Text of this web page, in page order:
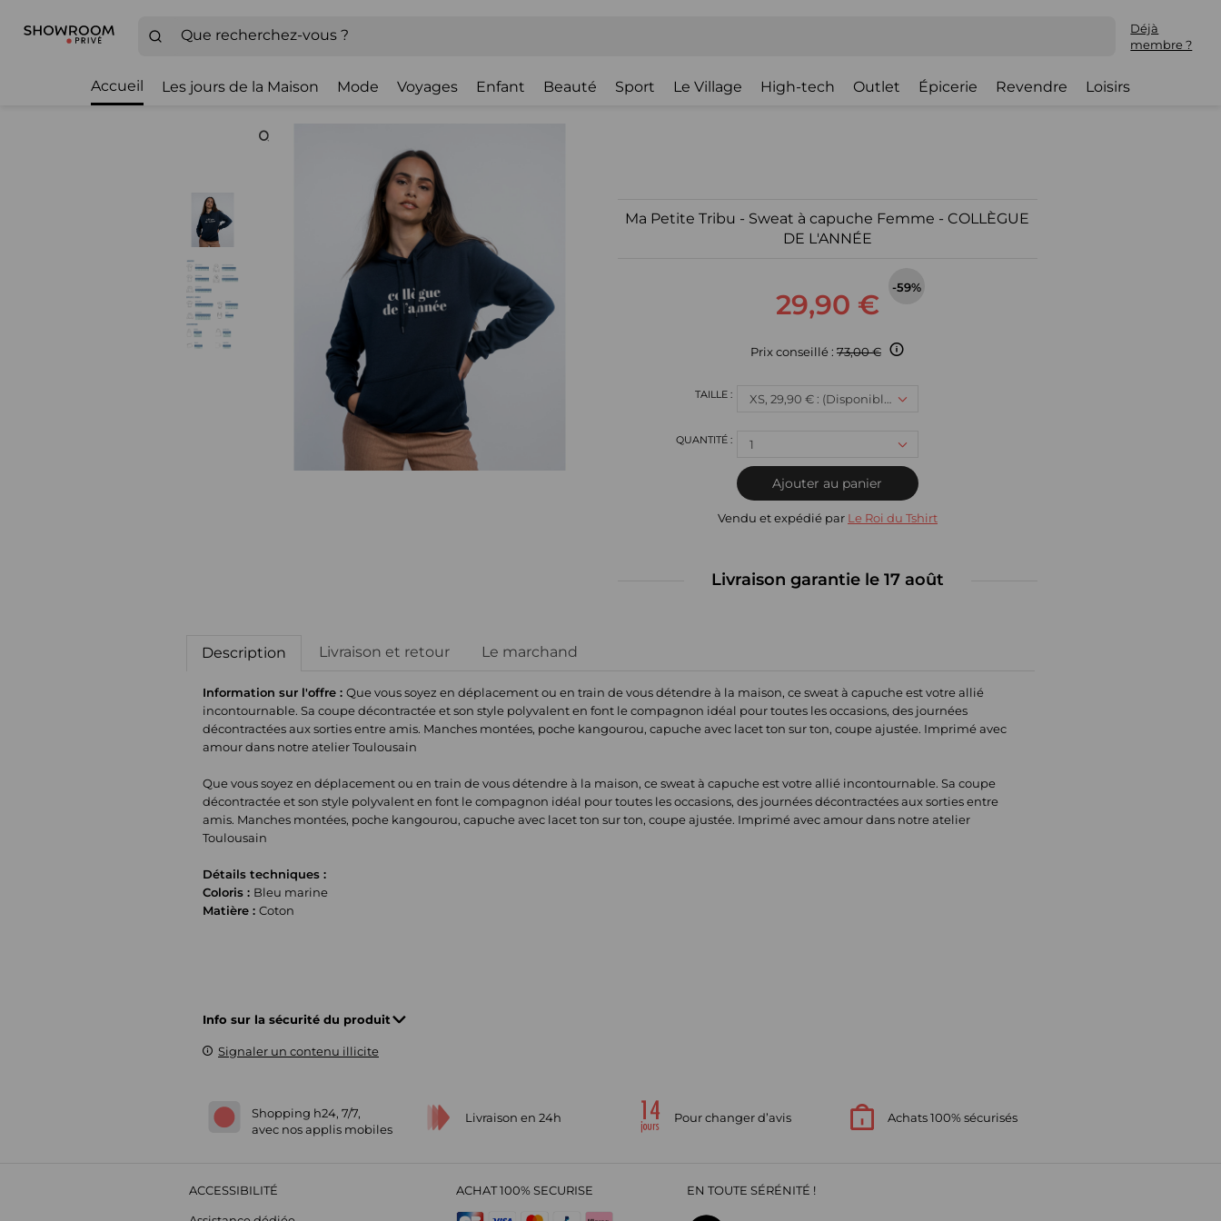
Déjà
membre ?
Accueil Les jours de la Maison Mode Voyages Enfant Beauté Sport Le Village High-tech Outlet Épicerie Revendre Loisirs
Ma Petite Tribu - Sweat à capuche Femme - COLLÈGUE
DE L'ANNÉE
29,90 €
-59%
Prix conseillé : 73,00 €
XS, 29,90 € : (Disponible)
1
Ajouter au panier
Vendu et expédié par Le Roi du Tshirt
Livraison garantie le 17 août
Description Livraison et retour Le marchand
Information sur l'offre :Que vous soyez en déplacement ou en train de vous détendre à la maison, ce sweat à capuche est votre allié
incontournable. Sa coupe décontractée et son style polyvalent en font le compagnon idéal pour toutes les occasions, des journées
décontractées aux sorties entre amis. Manches montées, poche kangourou, capuche avec lacet ton sur ton, coupe ajustée. Imprimé avec
amour dans notre atelier Toulousain
Que vous soyez en déplacement ou en train de vous détendre à la maison, ce sweat à capuche est votre allié incontournable. Sa coupe
décontractée et son style polyvalent en font le compagnon idéal pour toutes les occasions, des journées décontractées aux sorties entre
amis. Manches montées, poche kangourou, capuche avec lacet ton sur ton, coupe ajustée. Imprimé avec amour dans notre atelier
Toulousain
Détails techniques :
Coloris : Bleu marine
Matière :Coton
Info sur la sécurité du produit
Signaler un contenu illicite
Shopping h24, 7/7,
avec nos applis mobiles
Livraison en 24h Pour changer d’avis Achats 100% sécurisés
ACCESSIBILITÉ ACHAT 100% SECURISE EN TOUTE SÉRÉNITÉ !